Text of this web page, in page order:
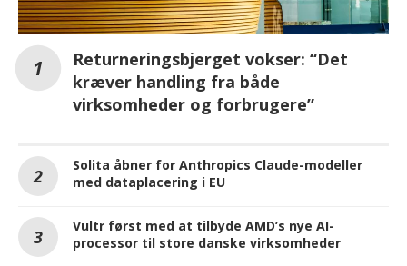
Returneringsbjerget vokser: “Det
kræver handling fra både
virksomheder og forbrugere”
Solita åbner for Anthropics Claude-modeller
med dataplacering i EU
Vultr først med at tilbyde AMD’s nye AI-
processor til store danske virksomheder